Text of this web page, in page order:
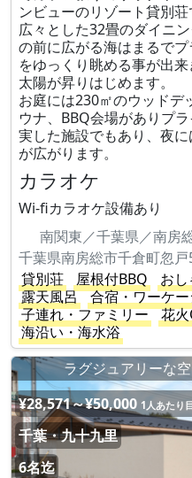
ンビューのリゾート貸別荘
広々とした32畳のダイニ
の前に広がる海はまるで
をゆっくり眺める事が出
太陽が昇りはじめます。
お庭には230㎡のウッドデ
ウナ、BBQ会場がありプ
実した施設でもあり、夜
が広がります。
カラオケ
Wi-fiカラオケ設備あり
南関東／千葉県／南房
千葉県南房総市千倉町忽
貸別荘
屋根付BBQ お
露天風呂
合宿・ワーケ
子連れ・ファミリー
花
海沿い・海水浴
ラグジュアリーな
¥28,571～¥50,000 1人あたり
千葉・九十九里
6名迄